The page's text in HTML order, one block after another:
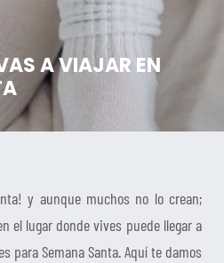
A VIAJAR EN
y aunque muchos no lo crean;
el lugar donde vives puede llegar a
para Semana Santa. Aquí te damos